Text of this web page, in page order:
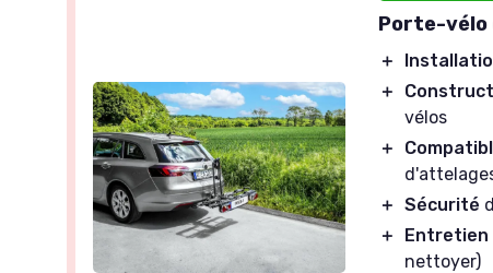
Porte-vélo
＋
＋
vélos
＋
＋ Sécurité
＋
Entretien
nettoyer)